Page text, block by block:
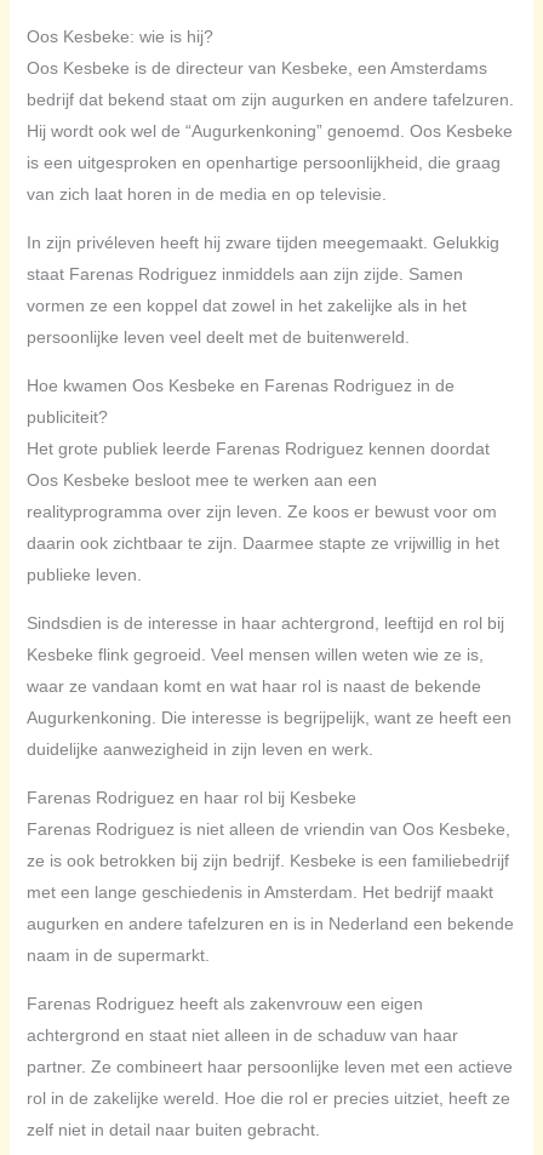
Oos Kesbeke: wie is hij?
Oos Kesbeke is de directeur van Kesbeke, een Amsterdams
bedrijf dat bekend staat om zijn augurken en andere tafelzuren.
Hij wordt ook wel de “Augurkenkoning” genoemd. Oos Kesbeke
is een uitgesproken en openhartige persoonlijkheid, die graag
van zich laat horen in de media en op televisie.
In zijn privéleven heeft hij zware tijden meegemaakt. Gelukkig
staat Farenas Rodriguez inmiddels aan zijn zijde. Samen
vormen ze een koppel dat zowel in het zakelijke als in het
persoonlijke leven veel deelt met de buitenwereld.
Hoe kwamen Oos Kesbeke en Farenas Rodriguez in de
publiciteit?
Het grote publiek leerde Farenas Rodriguez kennen doordat
Oos Kesbeke besloot mee te werken aan een
realityprogramma over zijn leven. Ze koos er bewust voor om
daarin ook zichtbaar te zijn. Daarmee stapte ze vrijwillig in het
publieke leven.
Sindsdien is de interesse in haar achtergrond, leeftijd en rol bij
Kesbeke flink gegroeid. Veel mensen willen weten wie ze is,
waar ze vandaan komt en wat haar rol is naast de bekende
Augurkenkoning. Die interesse is begrijpelijk, want ze heeft een
duidelijke aanwezigheid in zijn leven en werk.
Farenas Rodriguez en haar rol bij Kesbeke
Farenas Rodriguez is niet alleen de vriendin van Oos Kesbeke,
ze is ook betrokken bij zijn bedrijf. Kesbeke is een familiebedrijf
met een lange geschiedenis in Amsterdam. Het bedrijf maakt
augurken en andere tafelzuren en is in Nederland een bekende
naam in de supermarkt.
Farenas Rodriguez heeft als zakenvrouw een eigen
achtergrond en staat niet alleen in de schaduw van haar
partner. Ze combineert haar persoonlijke leven met een actieve
rol in de zakelijke wereld. Hoe die rol er precies uitziet, heeft ze
zelf niet in detail naar buiten gebracht.